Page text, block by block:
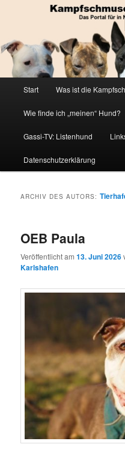
springen
springen
Die Datenbank für in Not
Start Was ist die
Wie finde ich „meinen“ Hund?
Gassi-TV: Listenhund
Datenschutzerklärung
ARCHIV DES AUTORS:
OEB Paula
Veröffentlicht am13. Juni 2026
Karlshafen